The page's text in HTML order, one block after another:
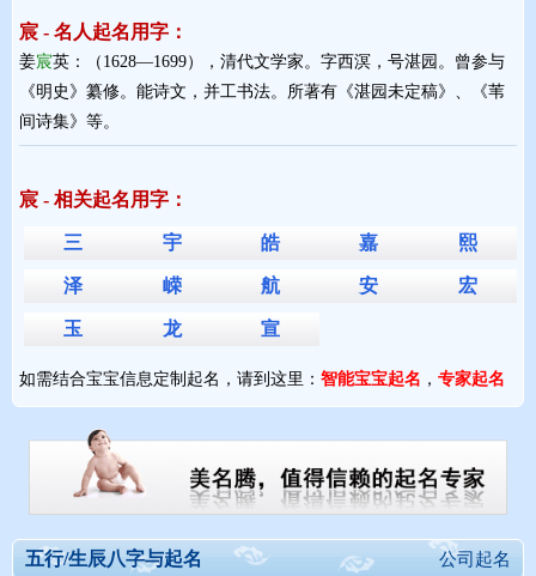
宸 - 名人起名用字：
姜宸英：（1628—1699），清代文学家。字西溟，号湛园。曾参与
《明史》纂修。能诗文，并工书法。所著有《湛园未定稿》、《苇
间诗集》等。
宸 - 相关起名用字：
三 宇 皓 嘉 熙
泽 嵘 航 安 宏
玉 龙 宣
如需结合宝宝信息定制起名，请到这里： 智能宝宝起名 ， 专家起名
公司起名
五行/生辰八字与起名